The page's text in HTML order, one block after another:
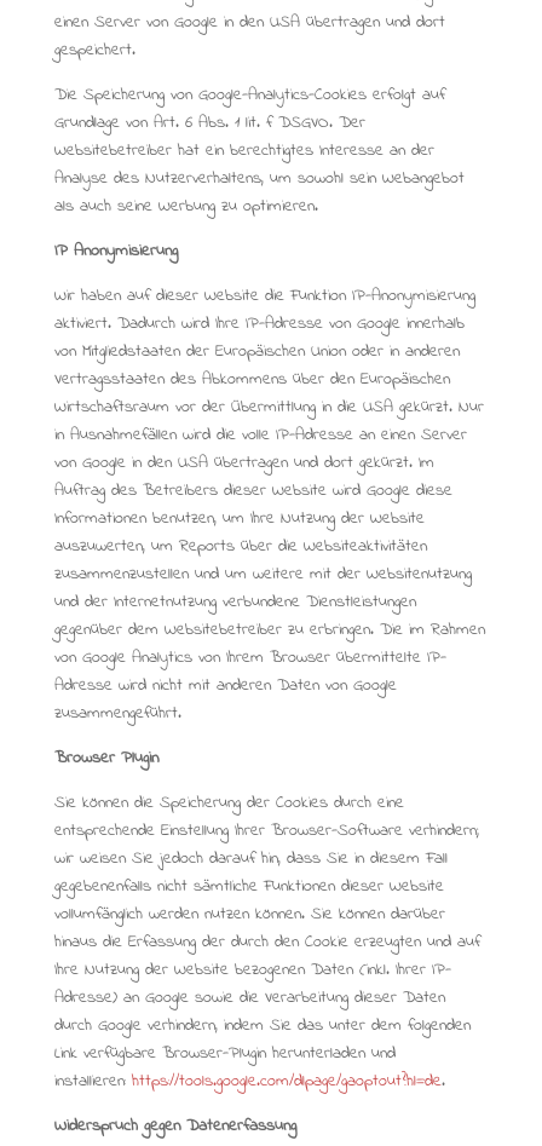
einen Server von Google in den USA übertragen und dort
gespeichert.
Die Speicherung von Google-Analytics-Cookies erfolgt auf
Grundlage von Art. 6 Abs. 1 lit. f DSGVO. Der
Websitebetreiber hat ein berechtigtes Interesse an der
Analyse des Nutzerverhaltens, um sowohl sein Webangebot
als auch seine Werbung zu optimieren.
IP Anonymisierung
Wir haben auf dieser Website die Funktion IP-Anonymisierung
aktiviert. Dadurch wird Ihre IP-Adresse von Google innerhalb
von Mitgliedstaaten der Europäischen Union oder in anderen
Vertragsstaaten des Abkommens über den Europäischen
Wirtschaftsraum vor der Übermittlung in die USA gekürzt. Nur
in Ausnahmefällen wird die volle IP-Adresse an einen Server
von Google in den USA übertragen und dort gekürzt. Im
Auftrag des Betreibers dieser Website wird Google diese
Informationen benutzen, um Ihre Nutzung der Website
auszuwerten, um Reports über die Websiteaktivitäten
zusammenzustellen und um weitere mit der Websitenutzung
und der Internetnutzung verbundene Dienstleistungen
gegenüber dem Websitebetreiber zu erbringen. Die im Rahmen
von Google Analytics von Ihrem Browser übermittelte IP-
Adresse wird nicht mit anderen Daten von Google
zusammengeführt.
Browser Plugin
Sie können die Speicherung der Cookies durch eine
entsprechende Einstellung Ihrer Browser-Software verhindern;
wir weisen Sie jedoch darauf hin, dass Sie in diesem Fall
gegebenenfalls nicht sämtliche Funktionen dieser Website
vollumfänglich werden nutzen können. Sie können darüber
hinaus die Erfassung der durch den Cookie erzeugten und auf
Ihre Nutzung der Website bezogenen Daten (inkl. Ihrer IP-
Adresse) an Google sowie die Verarbeitung dieser Daten
durch Google verhindern, indem Sie das unter dem folgenden
Link verfügbare Browser-Plugin herunterladen und
installieren: https://tools.google.com/dlpage/gaoptout?hl=de.
Widerspruch gegen Datenerfassung